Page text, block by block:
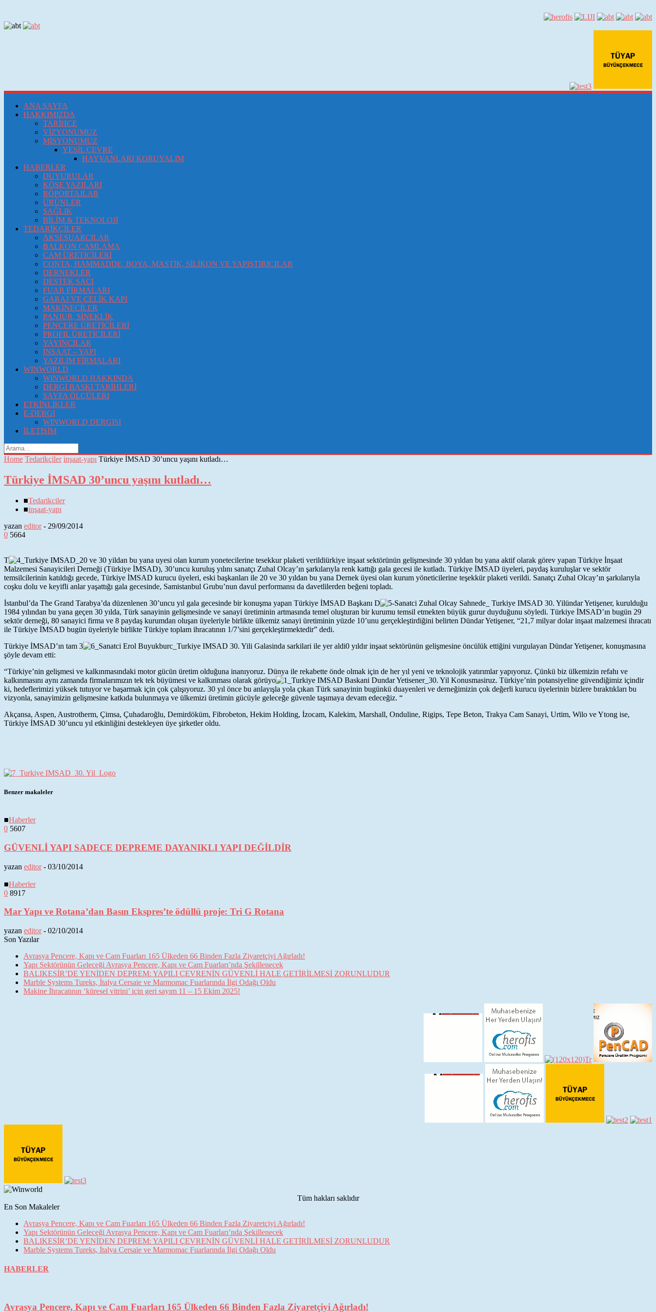
ANA SAYFA
HAKKIMIZDA
TARİHÇE
VİZYONUMUZ
MİSYONUMUZ
YEŞİL ÇEVRE
HAYVANLARI KORUYALIM
HABERLER
DUYURULAR
KÖŞE YAZILARI
RÖPORTAJLAR
ÜRÜNLER
SAĞLIK
BİLİM & TEKNOLOJİ
TEDARİKÇİLER
AKSESUARCILAR
BALKON CAMLAMA
CAM ÜRETİCİLERİ
CONTA, HAMMADDE, BOYA, MASTİK, SİLİKON VE YAPIŞTIRICILAR
DERNEKLER
DESTEK SACI
FUAR FİRMALARI
GARAJ VE ÇELİK KAPI
MAKİNECİLER
PANJUR, SİNEKLİK
PENCERE ÜRETİCİLERİ
PROFIL ÜRETİCİLERİ
YAYINCILAR
İNŞAAT – YAPI
YAZILIM FİRMALARI
WINWORLD
WINWORLD HAKKINDA
DERGİ BASKI TARİHLERİ
SAYFA ÖLÇÜLERI
ETKİNLİKLER
E-DERGI
WINWORLD DERGISI
İLETİŞİM
Home Tedarikçiler inşaat-yapı Türkiye İMSAD 30’uncu yaşını kutladı…
Türkiye İMSAD 30’uncu yaşını kutladı…
■Tedarikçiler
■inşaat-yapı
yazan editor- 29/09/2014
0 5664
T
ürkiye inşaat sektörünün gelişmesinde 30 yıldan bu yana aktif olarak görev yapan Türkiye İnşaat
Malzemesi Sanayicileri Derneği (Türkiye İMSAD), 30’uncu kuruluş yılını sanatçı Zuhal Olcay’ın şarkılarıyla renk kattığı gala gecesi ile kutladı. Türkiye İMSAD üyeleri, paydaş kuruluşlar ve sektör
temsilcilerinin katıldığı gecede, Türkiye İMSAD kurucu üyeleri, eski başkanları ile 20 ve 30 yıldan bu yana Dernek üyesi olan kurum yöneticilerine teşekkür plaketi verildi. Sanatçı Zuhal Olcay’ın şarkılarıyla
coşku dolu ve keyifli anlar yaşattığı gala gecesinde, Samistanbul Grubu’nun davul performansı da davetlilerden beğeni topladı.
İstanbul’da The Grand Tarabya’da düzenlenen 30’uncu yıl gala gecesinde bir konuşma yapan Türkiye İMSAD Başkanı D
ündar Yetişener, kurulduğu
1984 yılından bu yana geçen 30 yılda, Türk sanayinin gelişmesinde ve sanayi üretiminin artmasında temel oluşturan bir kurumu temsil etmekten büyük gurur duyduğunu söyledi. Türkiye İMSAD’ın bugün 29
sektör derneği, 80 sanayici firma ve 8 paydaş kurumdan oluşan üyeleriyle birlikte ülkemiz sanayi üretiminin yüzde 10’unu gerçekleştirdiğini belirten Dündar Yetişener, “21,7 milyar dolar inşaat malzemesi ihracatı
ile Türkiye İMSAD bugün üyeleriyle birlikte Türkiye toplam ihracatının 1/7’sini gerçekleştirmektedir” dedi.
Türkiye İMSAD’ın tam 3
0 yıldır inşaat sektörünün gelişmesine öncülük ettiğini vurgulayan Dündar Yetişener, konuşmasına
şöyle devam etti:
“Türkiye’nin gelişmesi ve kalkınmasındaki motor gücün üretim olduğuna inanıyoruz. Dünya ile rekabette önde olmak için de her yıl yeni ve teknolojik yatırımlar yapıyoruz. Çünkü biz ülkemizin refahı ve
kalkınmasını aynı zamanda firmalarımızın tek tek büyümesi ve kalkınması olarak görüyo
ruz. Türkiye’nin potansiyeline güvendiğimiz içindir
ki, hedeflerimizi yüksek tutuyor ve başarmak için çok çalışıyoruz. 30 yıl önce bu anlayışla yola çıkan Türk sanayinin bugünkü duayenleri ve derneğimizin çok değerli kurucu üyelerinin bizlere bıraktıkları bu
vizyonla, sanayimizin gelişmesine katkıda bulunmaya ve ülkemizi üretimin gücüyle geleceğe güvenle taşımaya devam edeceğiz. “
Akçansa, Aspen, Austrotherm, Çimsa, Çuhadaroğlu, Demirdöküm, Fibrobeton, Hekim Holding, İzocam, Kalekim, Marshall, Onduline, Rigips, Tepe Beton, Trakya Cam Sanayi, Urtim, Wilo ve Ytong ise,
Türkiye İMSAD 30’uncu yıl etkinliğini destekleyen üye şirketler oldu.
Benzer makaleler
■Haberler
0 5607
GÜVENLİ YAPI SADECE DEPREME DAYANIKLI YAPI DEĞİLDİR
yazan editor- 03/10/2014
■Haberler
0 8917
Mar Yapı ve Rotana’dan Basın Ekspres’te ödüllü proje: Tri G Rotana
yazan editor- 02/10/2014
Son Yazılar
Avrasya Pencere, Kapı ve Cam Fuarları 165 Ülkeden 66 Binden Fazla Ziyaretçiyi Ağırladı!
Yapı Sektörünün Geleceği Avrasya Pencere, Kapı ve Cam Fuarları’nda Şekillenecek
BALIKESİR’DE YENİDEN DEPREM: YAPILI ÇEVRENİN GÜVENLİ HALE GETİRİLMESİ ZORUNLUDUR
Marble Systems Tureks, İtalya Cersaie ve Marmomac Fuarlarında İlgi Odağı Oldu
Makine İhracatının ‘küresel vitrini’ için geri sayım 11 – 15 Ekim 2025!
Tüm hakları saklıdır
En Son Makaleler
Avrasya Pencere, Kapı ve Cam Fuarları 165 Ülkeden 66 Binden Fazla Ziyaretçiyi Ağırladı!
Yapı Sektörünün Geleceği Avrasya Pencere, Kapı ve Cam Fuarları’nda Şekillenecek
BALIKESİR’DE YENİDEN DEPREM: YAPILI ÇEVRENİN GÜVENLİ HALE GETİRİLMESİ ZORUNLUDUR
Marble Systems Tureks, İtalya Cersaie ve Marmomac Fuarlarında İlgi Odağı Oldu
HABERLER
Avrasya Pencere, Kapı ve Cam Fuarları 165 Ülkeden 66 Binden Fazla Ziyaretçiyi Ağırladı!